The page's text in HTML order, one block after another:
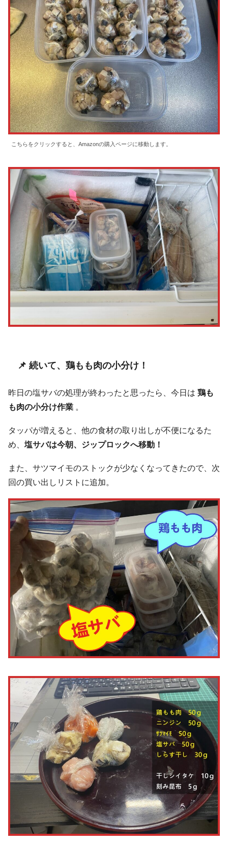
こちらをクリックすると、Amazonの購入ページに移動します。
📌 続いて、鶏もも肉の小分け！
昨日の塩サバの処理が終わったと思ったら、今日は 鶏も
も肉の小分け作業 。
タッパが増えると、他の食材の取り出しが不便になるた
め、 塩サバは今朝、ジップロックへ移動！
また、サツマイモのストックが少なくなってきたので、次
回の買い出しリストに追加。